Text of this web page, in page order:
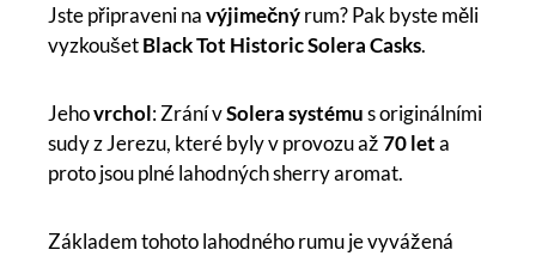
Jste připraveni navýjimečnýrum? Pak byste měli
vyzkoušetBlack Tot Historic Solera Casks.
Jehovrchol: Zrání vSolera systémus originálními
sudy z Jerezu, které byly v provozu až70 leta
proto jsou plné lahodných sherry aromat.
Základem tohoto lahodného rumu je vyvážená